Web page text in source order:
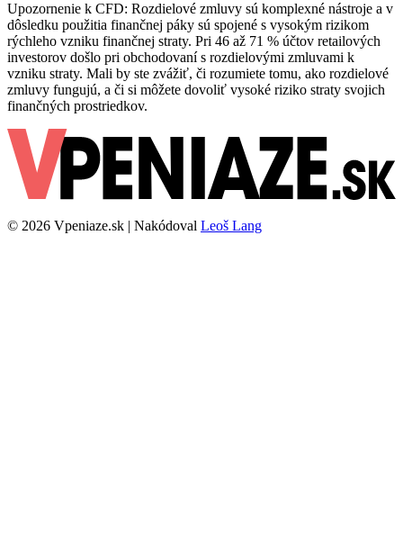
Upozornenie k CFD: Rozdielové zmluvy sú komplexné nástroje a v
dôsledku použitia finančnej páky sú spojené s vysokým rizikom
rýchleho vzniku finančnej straty. Pri 46 až 71 % účtov retailových
investorov došlo pri obchodovaní s rozdielovými zmluvami k
vzniku straty. Mali by ste zvážiť, či rozumiete tomu, ako rozdielové
zmluvy fungujú, a či si môžete dovoliť vysoké riziko straty svojich
finančných prostriedkov.
© 2026 Vpeniaze.sk | Nakódoval Leoš Lang